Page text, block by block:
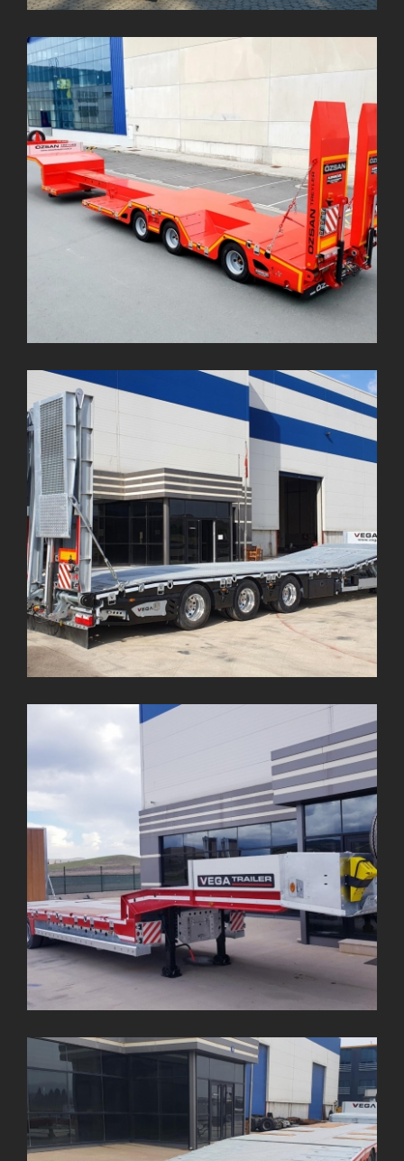
3 Dingil Kashwaa Lowbed
3 Dingil Germano Lowbed
3 Dingil Özel İtalyano Lowbed
4 Dingil Germano Lowbed (Uzatılabilir)